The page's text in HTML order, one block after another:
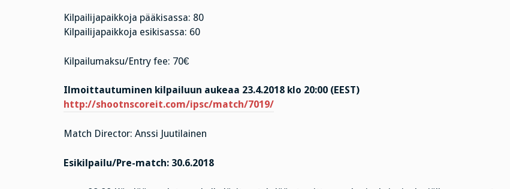
Kilpailijapaikkoja pääkisassa: 80
Kilpailijapaikkoja esikisassa: 60
Kilpailumaksu/Entry fee: 70€
Ilmoittautuminen kilpailuun aukeaa 23.4.2018 klo 20:00 (EEST)
http://shootnscoreit.com/ipsc/match/7019/
Match Director: Anssi Juutilainen
Esikilpailu/Pre-match: 30.6.2018